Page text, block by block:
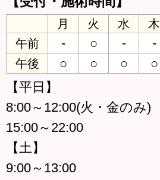
月 火 水 木
午前
- ○ - -
午後 ○ ○ ○ ○
【平日】
8:00～12:00(火・金のみ)
15:00～22:00
【土】
9:00～13:00